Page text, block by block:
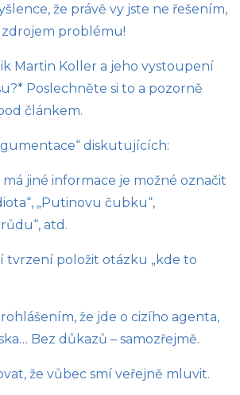
že právě vy jste ne řešením,
zdrojem problému!
Martin Koller a jeho vystoupení
Poslechněte si to a pozorně
článkem.
diskutujících:
jiné informace je možné označit
„Putinovu čubku“,
atd.
tvrzení položit otázku „kde to
že jde o cizího agenta,
Bez důkazů – samozřejmě.
že vůbec smí veřejně mluvit.